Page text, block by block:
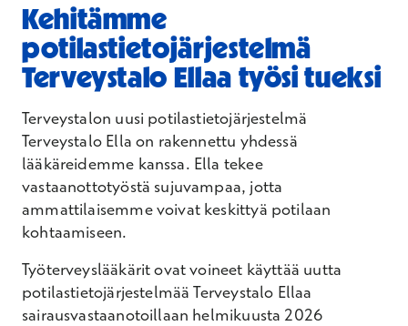
Kehitämme
potilastietojärjestelmä
Terveystalo Ellaa työsi tueksi
Terveystalon uusi potilastietojärjestelmä
Terveystalo Ella on rakennettu yhdessä
lääkäreidemme kanssa. Ella tekee
vastaanottotyöstä sujuvampaa, jotta
ammattilaisemme voivat keskittyä potilaan
kohtaamiseen.
Työterveyslääkärit ovat voineet käyttää uutta
potilastietojärjestelmää Terveystalo Ellaa
sairausvastaanotoillaan helmikuusta 2026